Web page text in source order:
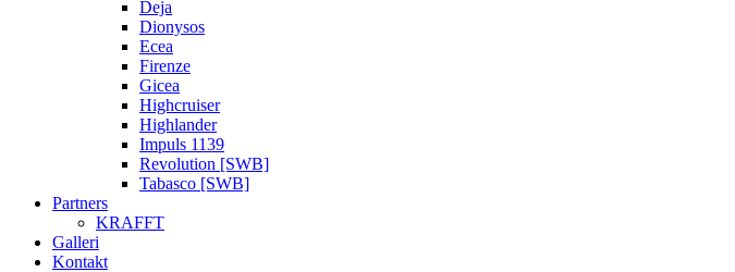
Deja
Dionysos
Ecea
Firenze
Gicea
Highcruiser
Highlander
Impuls 1139
Revolution [SWB]
Tabasco [SWB]
Partners
KRAFFT
Galleri
Kontakt